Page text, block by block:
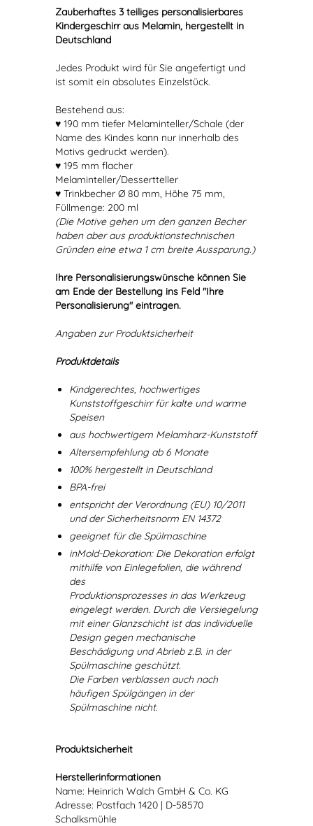
Zauberhaftes 3 teiliges personalisierbares
Kindergeschirr aus Melamin, hergestellt in
Deutschland
Jedes Produkt wird für Sie angefertigt und
ist somit ein absolutes Einzelstück.
Bestehend aus:
♥ 190 mm tiefer Melaminteller/Schale (der
Name des Kindes kann nur innerhalb des
Motivs gedruckt werden).
♥ 195 mm flacher
Melaminteller/Dessertteller
♥ Trinkbecher Ø 80 mm, Höhe 75 mm,
Füllmenge: 200 ml
(Die Motive gehen um den ganzen Becher
haben aber aus produktionstechnischen
Gründen eine etwa 1 cm breite Aussparung.)
Ihre Personalisierungswünsche können Sie
am Ende der Bestellung ins Feld "Ihre
Personalisierung" eintragen.
Angaben zur Produktsicherheit
Produktdetails
Kindgerechtes, hochwertiges
Kunststoffgeschirr für kalte und warme
Speisen
aus hochwertigem Melamharz-Kunststoff
Altersempfehlung ab 6 Monate
100% hergestellt in Deutschland
BPA-frei
entspricht der Verordnung (EU) 10/2011
und der Sicherheitsnorm EN 14372
geeignet für die Spülmaschine
inMold-Dekoration: Die Dekoration erfolgt
mithilfe von Einlegefolien, die während
des
Produktionsprozesses in das Werkzeug
eingelegt werden. Durch die Versiegelung
mit einer Glanzschicht ist das individuelle
Design gegen mechanische
Beschädigung und Abrieb z.B. in der
Spülmaschine geschützt.
Die Farben verblassen auch nach
häufigen Spülgängen in der
Spülmaschine nicht.
Produktsicherheit
Herstellerinformationen
Name: Heinrich Walch GmbH & Co. KG
Adresse: Postfach 1420 | D-58570
Schalksmühle